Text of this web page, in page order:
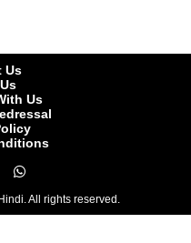
ईरान के सुप्रीम लीडर मोजतबा
गंभीर, कभी भी आ सकती है मौत
की बैठक से विपक्ष ने बनाई दूरी,
पर दिखीं कोमल रानी स्वर्णकार,